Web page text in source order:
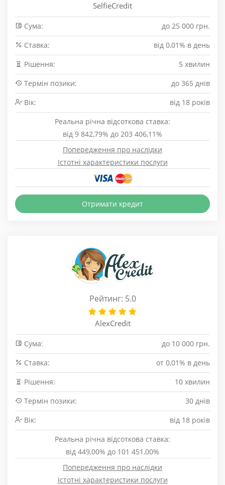
SelfieCredit
Сума:
до 25 000 грн.
Cтавка:
від 0,01% в день
Рішення:
5 хвилин
Термін позики:
до 365 днів
Вік:
від 18 років
Реальна річна відсоткова ставка:
від 9 842,79% до 203 406,11%
Попередження про наслідки
Істотні характеристики послуги
Отримати кредит
Рейтинг: 5.0
AlexCredit
Сума:
до 10 000 грн.
Cтавка:
от 0,01% в день
Рішення:
10 хвилин
Термін позики:
30 днів
Вік:
від 18 років
Реальна річна відсоткова ставка:
від 449,00% до 101 451,00%
Попередження про наслідки
Істотні характеристики послуги